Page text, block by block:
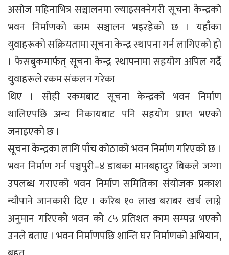
असोज महिनाभित्र सञ्चालनमा ल्याइसक्नेगरी सूचना केन्द्रको
भवन निर्माणको काम सञ्चालन भइरहेको छ । यहाँका
युवाहरूको सक्रियतामा सूचना केन्द्र स्थापना गर्न लागिएको हो
। फेसबुकमार्फत् सूचना केन्द्र स्थापनामा सहयोग अपिल गर्दै
युवाहरूले रकम संकलन गरेका
थिए । सोही रकमबाट सूचना केन्द्रको भवन निर्माण
थालिएपछि अन्य निकायबाट पनि सहयोग प्राप्त भएको
जनाइएको छ ।
सूचना केन्द्रका लागि पाँच कोठाको भवन निर्माण गरिएको छ ।
भवन निर्माण गर्न पञ्चपुरी–४ डाबका मानबहादुर बिकले जग्गा
उपलब्ध गराएको भवन निर्माण समितिका संयोजक प्रकाश
न्यौपाने जानकारी दिए । करिब १० लाख बराबर खर्च लाग्ने
अनुमान गरिएको भवन को ८५ प्रतिशत काम सम्पन्न भएको
उनले बताए । भवन निर्माणपछि शान्ति घर निर्माणको अभियान,